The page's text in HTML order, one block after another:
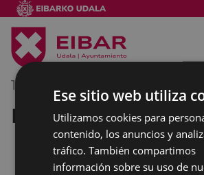
12/02/2019
Reunión interna
Ese sitio web utiliza
Utilizamos cookies para
contenido, los anuncios y
tráfico. También compartimos
información sobre su uso de